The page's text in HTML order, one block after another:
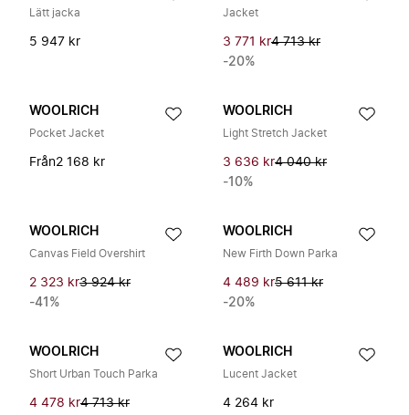
Lätt jacka
5 947 kr
Jacket
3 771 kr4 713 kr
-20%
WOOLRICH
Pocket Jacket
Från2 168 kr
WOOLRICH
Light Stretch Jacket
3 636 kr4 040 kr
-10%
WOOLRICH
Canvas Field Overshirt
2 323 kr3 924 kr
-41%
WOOLRICH
New Firth Down Parka
4 489 kr5 611 kr
-20%
WOOLRICH
Short Urban Touch Parka
4 478 kr4 713 kr
WOOLRICH
Lucent Jacket
4 264 kr